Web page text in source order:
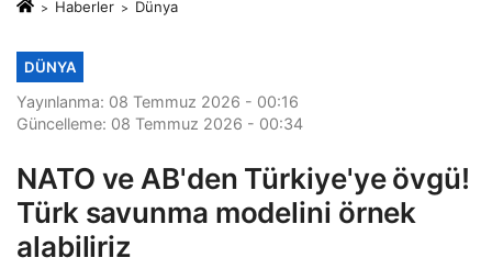
Haberler Dünya
DÜNYA
Yayınlanma: 08 Temmuz 2026 - 00:16
Güncelleme: 08 Temmuz 2026 - 00:34
NATO ve AB'den Türkiye'ye övgü!
Türk savunma modelini örnek
alabiliriz